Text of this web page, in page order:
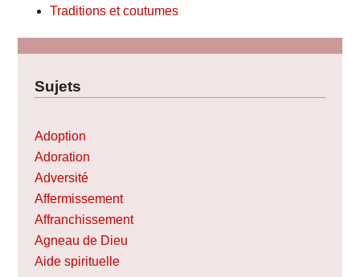
Traditions et coutumes
Sujets
Adoption
Adoration
Adversité
Affermissement
Affranchissement
Agneau de Dieu
Aide spirituelle